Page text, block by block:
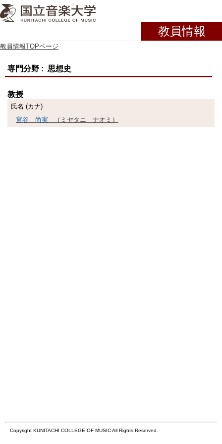
教員情報
教員情報TOPページ
専門分野 : 思想史
教授
氏名 (カナ)
宮谷 尚実
（ミヤタニ ナオミ）
Copyright KUNITACHI COLLEGE OF MUSIC All Rights Reserved.